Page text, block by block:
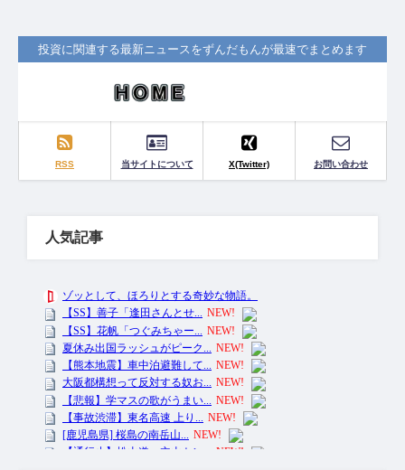
投資に関連する最新ニュースをずんだもんが最速でまとめます
RSS 当サイトについて X(Twitter) お問い合わせ
人気記事